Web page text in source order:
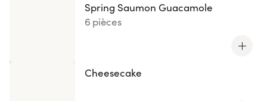
Spring Saumon Guacamole
6 pièces
Cheesecake